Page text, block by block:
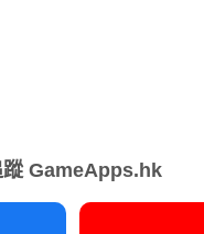
蹤 GameApps.hk